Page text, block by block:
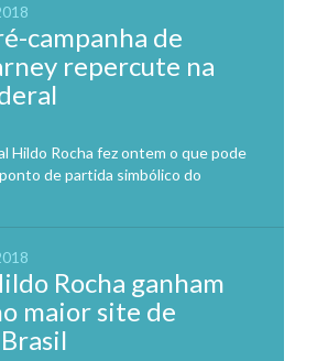
campanha de
repercute na
Hildo Rocha fez ontem o que pode
de partida simbólico do
Rocha ganham
maior site de